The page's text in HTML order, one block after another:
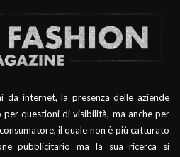
da internet, la presenza delle aziende
per questioni di visibilità, ma anche per
il quale non è più catturato
pubblicitario ma la sua ricerca si